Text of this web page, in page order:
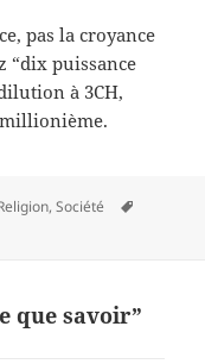
pas la croyance
“dix puissance
à 3CH,
,Société
que savoir”